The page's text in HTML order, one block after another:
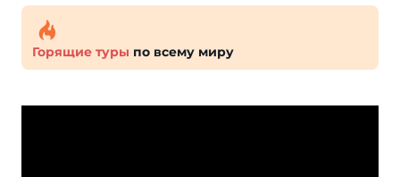
Горящие туры по всему миру